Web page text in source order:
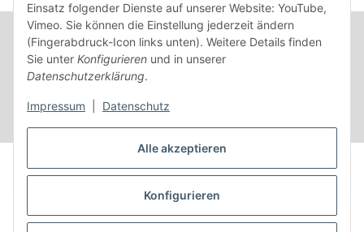
Alle akzeptieren
Konfigurieren
Einsatz folgender Dienste auf unserer Website: YouTube,
Vimeo. Sie können die Einstellung jederzeit ändern
(Fingerabdruck-Icon links unten). Weitere Details finden
Sie unter Konfigurieren und in unserer
Datenschutzerklärung.
Impressum Datenschutz
Vertrag widerrufen
* Alle Preise inkl. gesetzlicher USt.